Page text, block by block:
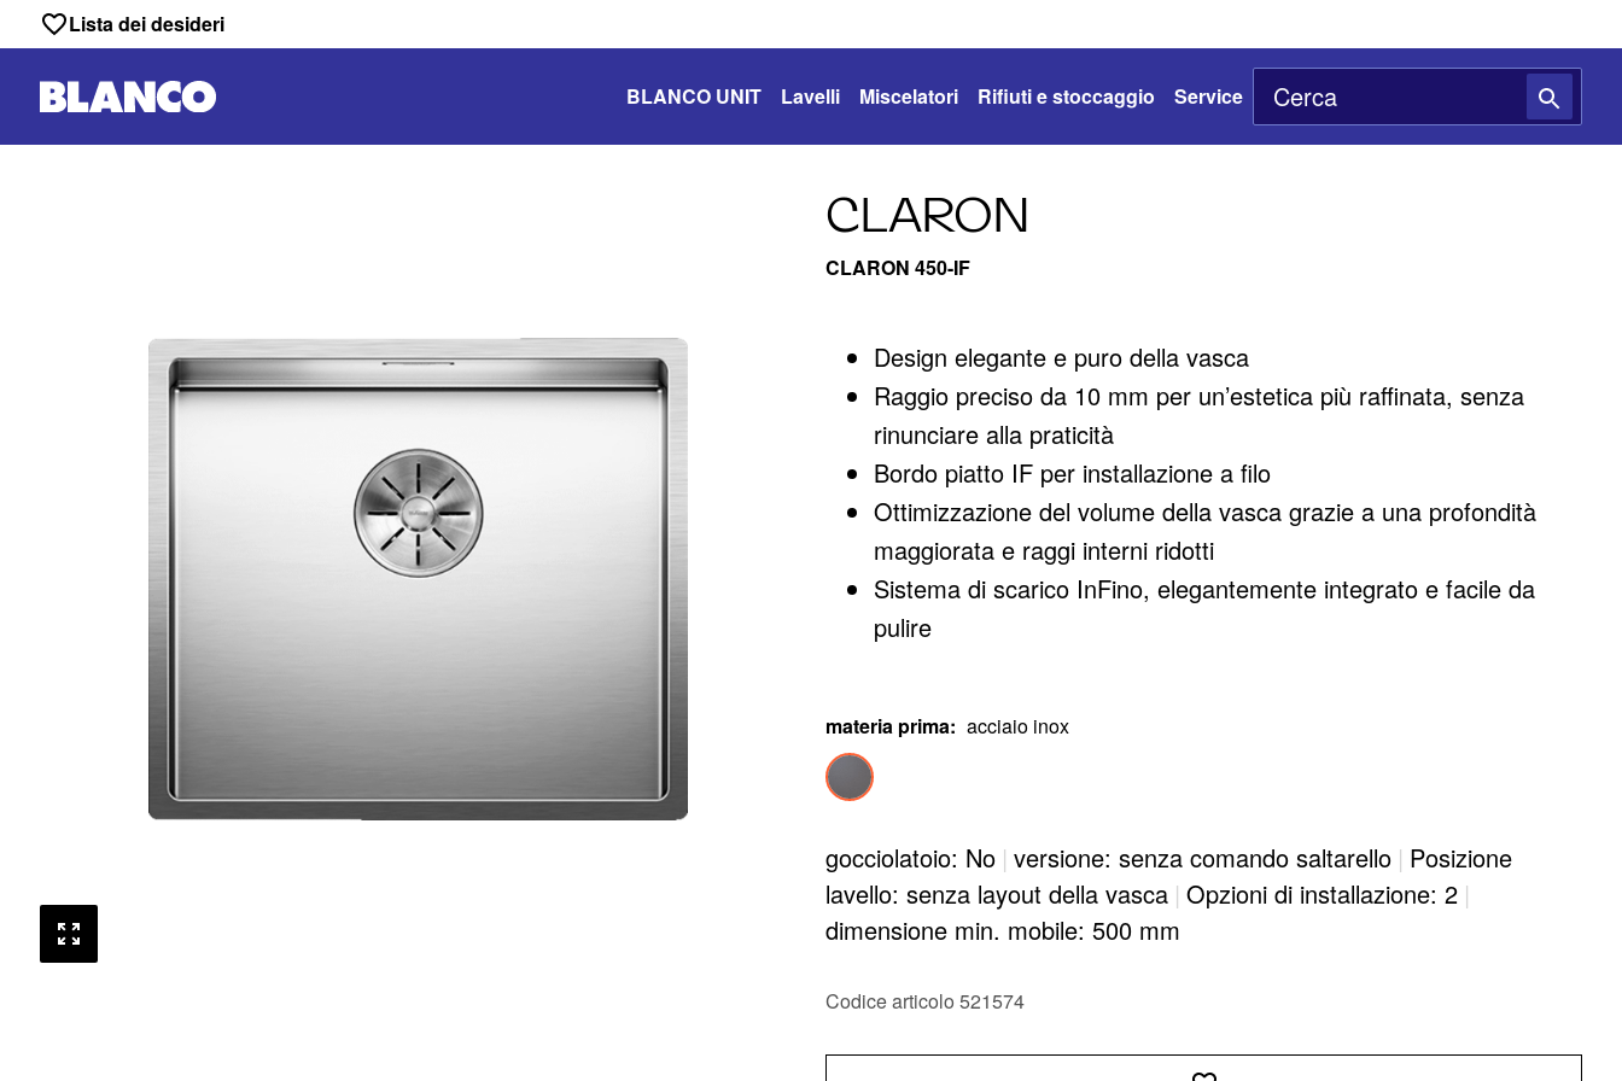
Lista dei desideri
BLANCO UNIT Lavelli Miscelatori Rifiuti e stoccaggio Service
CLARON
CLARON 450-IF
Design elegante e puro della vasca
Raggio preciso da 10 mm per un’estetica più raffinata, senza
rinunciare alla praticità
Bordo piatto IF per installazione a filo
Ottimizzazione del volume della vasca grazie a una profondità
maggiorata e raggi interni ridotti
Sistema di scarico InFino, elegantemente integrato e facile da
pulire
materia prima: acciaio inox
gocciolatoio: No | versione: senza comando saltarello | Posizione
lavello: senza layout della vasca | Opzioni di installazione: 2 |
dimensione min. mobile: 500 mm
Codice articolo 521574